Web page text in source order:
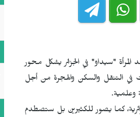
"سيداو" في الجزائر يشكل محور
في التنقل والسكن والهجرة من أجل
وعلمية.
للمرأة الجزائرية، كما يصور للكثيرين بل ستصطدم